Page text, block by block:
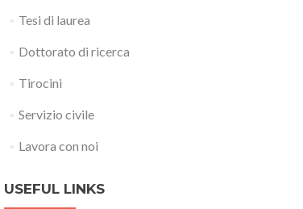
Tesi di laurea
Dottorato di ricerca
Tirocini
Servizio civile
Lavora con noi
USEFUL LINKS